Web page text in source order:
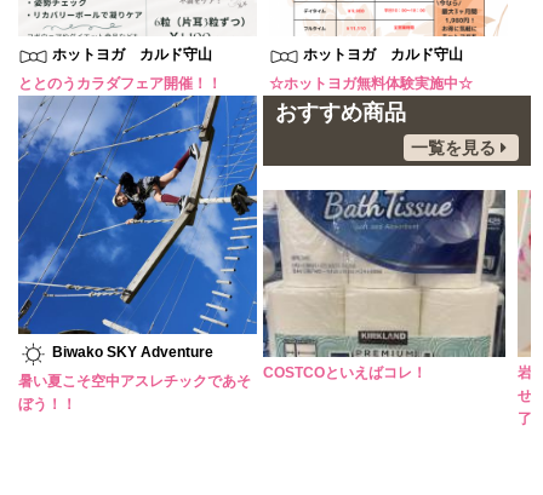
ホットヨガ カルド守山
ととのうカラダフェア開催！！
ホットヨガ カルド守山
☆ホットヨガ無料体験実施中☆
Biwako SKY Adventure
暑い夏こそ空中アスレチックであそ
ぼう！！
おすすめ商品
一覧を見る
暑い日には、さっぱりアイスコーヒ
ーがオススメ！
COSTCOといえばコレ！
岩
せ
了